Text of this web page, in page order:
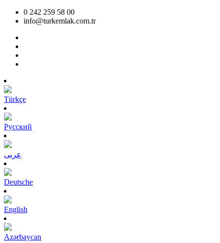
0 242 259 58 00
info@turkemlak.com.tr
Türkçe
Pусский
عربى
Deutsche
English
Azərbaycan